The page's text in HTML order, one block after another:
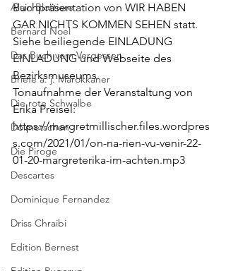
Alain Blottiere
Bernard Noel
Das Buch vom Vergessen
Briefe a. j. Marokkaner
Die rote Schwalbe
Dolmetschen
Die Piroge
Descartes
Dominique Fernandez
Driss Chraibi
Edition Bernest
Buchpräsentation von WIR HABEN
GAR NICHTS KOMMEN SEHEN statt.
Siehe beiliegende EINLADUNG
EINLADUNG und Webseite des
Bezirksmuseums.
Tonaufnahme der Veranstaltung von
Erika Preisel:
https://margretmillischer.files.wordpres
s.com/2021/01/on-na-rien-vu-venir-22-
01-20-margreterika-im-achten.mp3